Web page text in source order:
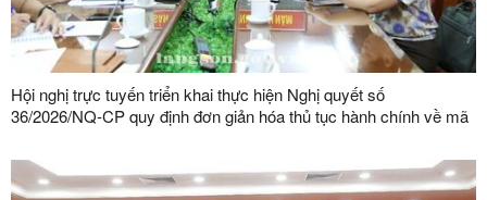
Hội nghị trực tuyến triển khai thực hiện Nghị quyết số
36/2026/NQ-CP quy định đơn giản hóa thủ tục hành chính về mã